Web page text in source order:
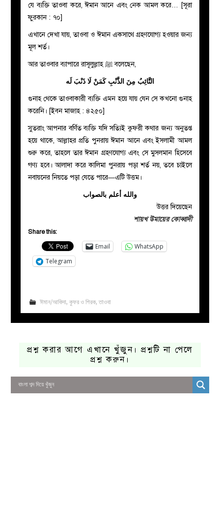
যে ব্যক্তি তাওবা করে, ঈমান আনে এবং নেক আমল করে… [সূরা
ফুরকান : ৭০]
এখানে দেখা যায়, তাওবা ও ঈমান একসাথে গ্রহণযোগ্য হওয়ার জন্য
মূল শর্ত।
আর তাওবার ব্যাপারে রাসূলুল্লাহ ﷺ বলেছেন,
التَّائِبُ مِنَ الذَّنْبِ كَمَنْ لَا ذَنْبَ لَه
গুনাহ থেকে তাওবাকারী ব্যক্তি এমন হয়ে যায় যেন সে কখনো গুনাহ
করেনি। [ইবন মাজাহ : ৪২৫০]
সুতরাং আপনার বর্ণিত ব্যক্তি যদি সত্যিই কুফরী কথার জন্য অনুতপ্ত
হয়ে থাকে, আল্লাহর প্রতি পুনরায় ঈমান আনে এবং ইসলামী আমল
শুরু করে, তাহলে তার ঈমান গ্রহণযোগ্য এবং সে মুসলমান হিসেবে
গণ্য হবে। আলাদা করে কালিমা পুনরায় পড়া শর্ত নয়, তবে চাইলে
নবায়নের নিয়তে পড়া যেতে পারে—এটি উত্তম।
والله أعلم بالصواب
উত্তর দিয়েছেন
শায়খ উমায়ের কোব্বাদী
Share this:
Email
WhatsApp
Telegram
ঈমান/আকিদা, কুফর ও শিরক, তাওবা
প্রশ্ন করার আগে এখানে খুঁজুন। প্রশ্নটি না পেলে
প্রশ্ন করুন।